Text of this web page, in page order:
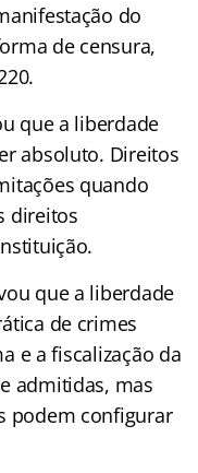
do
de censura,
que a liberdade
absoluto. Direitos
quando
direitos
que a liberdade
de crimes
e a fiscalização da
admitidas, mas
podem configurar